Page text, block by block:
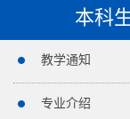
本科
教学通知
专业介绍